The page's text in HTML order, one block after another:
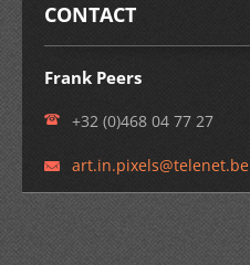
CONTACT
Frank Peers
+32 (0)468 04 77 27
art.in.pixels@telenet.be